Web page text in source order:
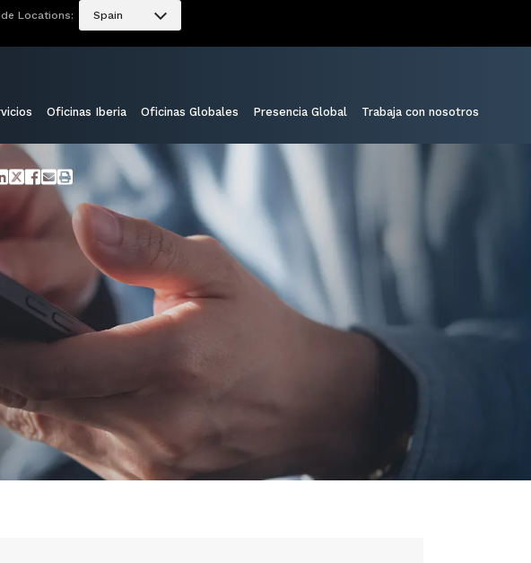
Locations: Spain
Oficinas Iberia Oficinas Globales Presencia Global Trabaja con nosotros